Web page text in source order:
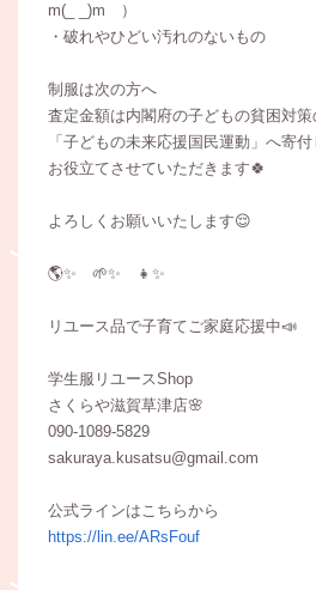
m(_ _)m ）
・破れやひどい汚れのないもの
制服は次の方へ
査定金額は内閣府の子どもの貧困対策
「子どもの未来応援国民運動」へ寄付
お役立てさせていただきます🍀
よろしくお願いいたします😌
🌎✨ 🌱✨ 👧✨
リユース品で子育てご家庭応援中📣
学生服リユースShop
さくらや滋賀草津店🌸
090-1089-5829
sakuraya.kusatsu@gmail.com
公式ラインはこちらから
https://lin.ee/ARsFouf